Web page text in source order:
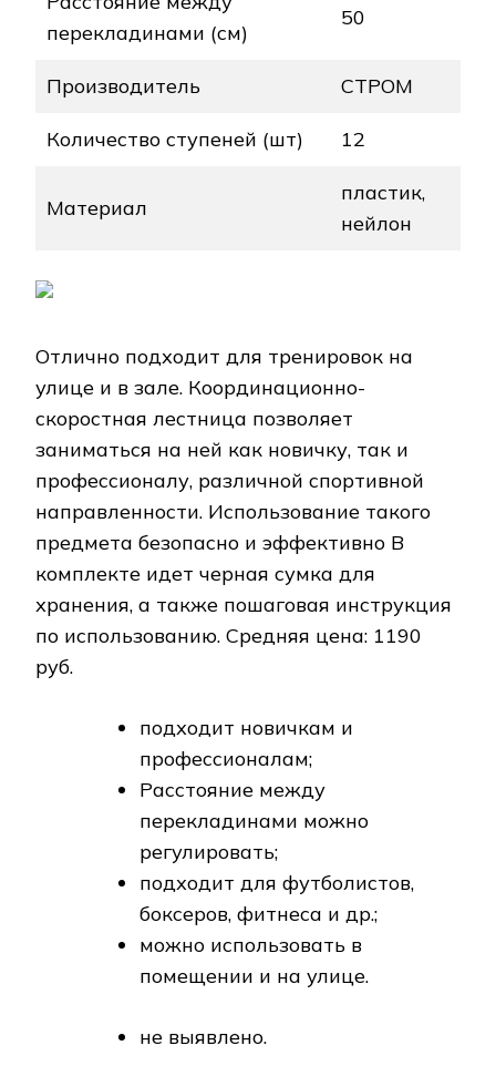
перекладинами (см)
50
Производитель СТРОМ
Количество ступеней (шт) 12
Материал
пластик,
нейлон
Отлично подходит для тренировок на
улице и в зале. Координационно-
скоростная лестница позволяет
заниматься на ней как новичку, так и
профессионалу, различной спортивной
направленности. Использование такого
предмета безопасно и эффективно В
комплекте идет черная сумка для
хранения, а также пошаговая инструкция
по использованию. Средняя цена: 1190
руб.
подходит новичкам и
профессионалам;
Расстояние между
перекладинами можно
регулировать;
подходит для футболистов,
боксеров, фитнеса и др.;
можно использовать в
помещении и на улице.
не выявлено.